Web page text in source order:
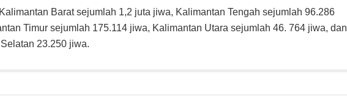
Barat sejumlah 1,2 juta jiwa, Kalimantan Tengah sejumlah 96.286
Timur sejumlah 175.114 jiwa, Kalimantan Utara sejumlah 46. 764 jiwa, dan
23.250 jiwa.